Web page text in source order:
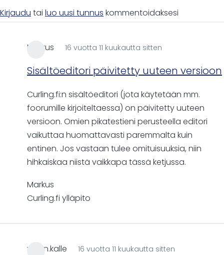
Kirjaudu tai luo uusi tunnus kommentoidaksesi
Markus 16 vuotta 11 kuukautta sitten
Sisältöeditori päivitetty uuteen versioon
Curling.fi:n sisältöeditori (jota käytetään mm.
foorumille kirjoiteltaessa) on päivitetty uuteen
versioon. Omien pikatestieni perusteella editori
vaikuttaa huomattavasti paremmalta kuin
entinen. Jos vastaan tulee omituisuuksia, niin
hihkaiskaa niistä vaikkapa tässä ketjussa.
Markus
Curling.fi ylläpito
wallin.kalle 16 vuotta 11 kuukautta sitten